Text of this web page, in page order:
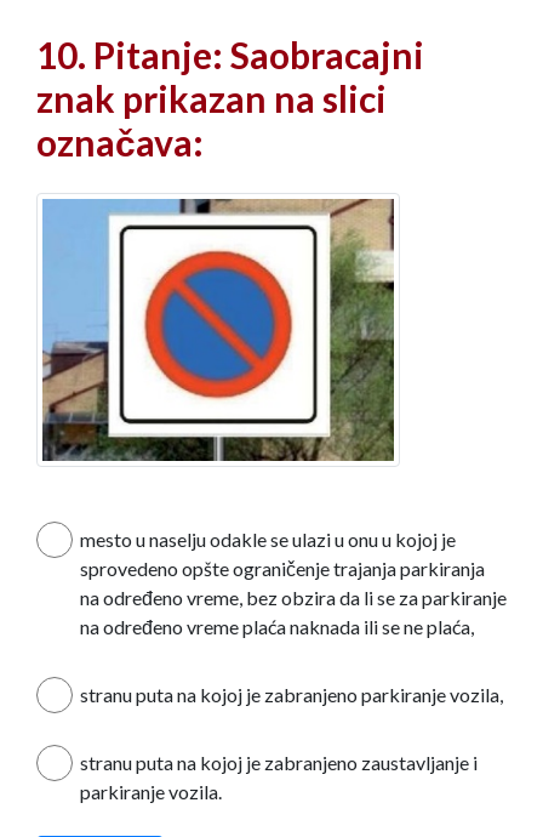
10. Pitanje: Saobracajni
znak prikazan na slici
označava:
mesto u naselju odakle se ulazi u onu u kojoj je
sprovedeno opšte ograničenje trajanja parkiranja
na određeno vreme, bez obzira da li se za parkiranje
na određeno vreme plaća naknada ili se ne plaća,
stranu puta na kojoj je zabranjeno parkiranje vozila,
stranu puta na kojoj je zabranjeno zaustavljanje i
parkiranje vozila.